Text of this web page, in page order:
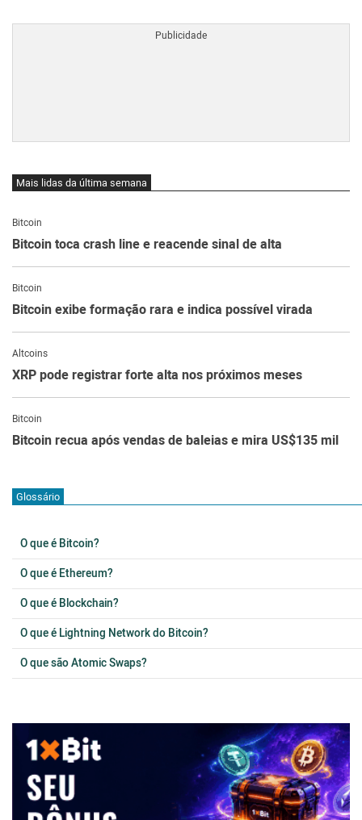
Mais lidas da última semana
Bitcoin
Bitcoin toca crash line e reacende sinal de alta
Bitcoin
Bitcoin exibe formação rara e indica possível virada
Altcoins
XRP pode registrar forte alta nos próximos meses
Bitcoin
Bitcoin recua após vendas de baleias e mira US$135 mil
Glossário
O que é Bitcoin?
O que é Ethereum?
O que é Blockchain?
O que é Lightning Network do Bitcoin?
O que são Atomic Swaps?